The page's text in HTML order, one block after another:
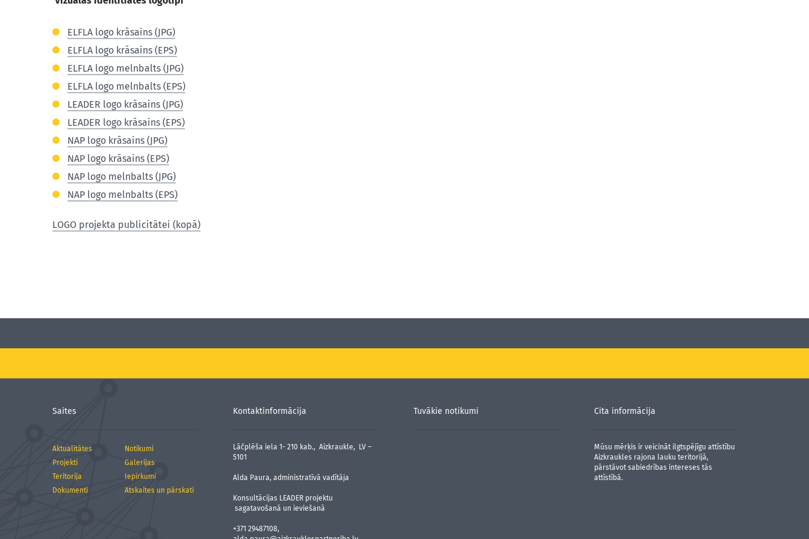
ELFLA logo krāsains (JPG)
ELFLA logo krāsains (EPS)
ELFLA logo melnbalts (JPG)
ELFLA logo melnbalts (EPS)
LEADER logo krāsains (JPG)
LEADER logo krāsains (EPS)
NAP logo krāsains (JPG)
NAP logo krāsains (EPS)
NAP logo melnbalts (JPG)
NAP logo melnbalts (EPS)
LOGO projekta publicitātei (kopā)
Saites
Aktualitātes
Notikumi
Projekti
Galerijas
Teritorija
Iepirkumi
Dokumenti
Atskaites un pārskati
Kontaktinformācija
Lāčplēša iela 1- 210 kab., Aizkraukle, LV –
5101
Alda Paura, administratīvā vadītāja
Konsultācijas LEADER projektu
sagatavošanā un ieviešanā
+371 29487108,
Tuvākie notikumi Cita informācija
Mūsu mērķis ir veicināt ilgtspējīgu attīstību
Aizkraukles rajona lauku teritorijā,
pārstāvot sabiedrības intereses tās
attīstībā.